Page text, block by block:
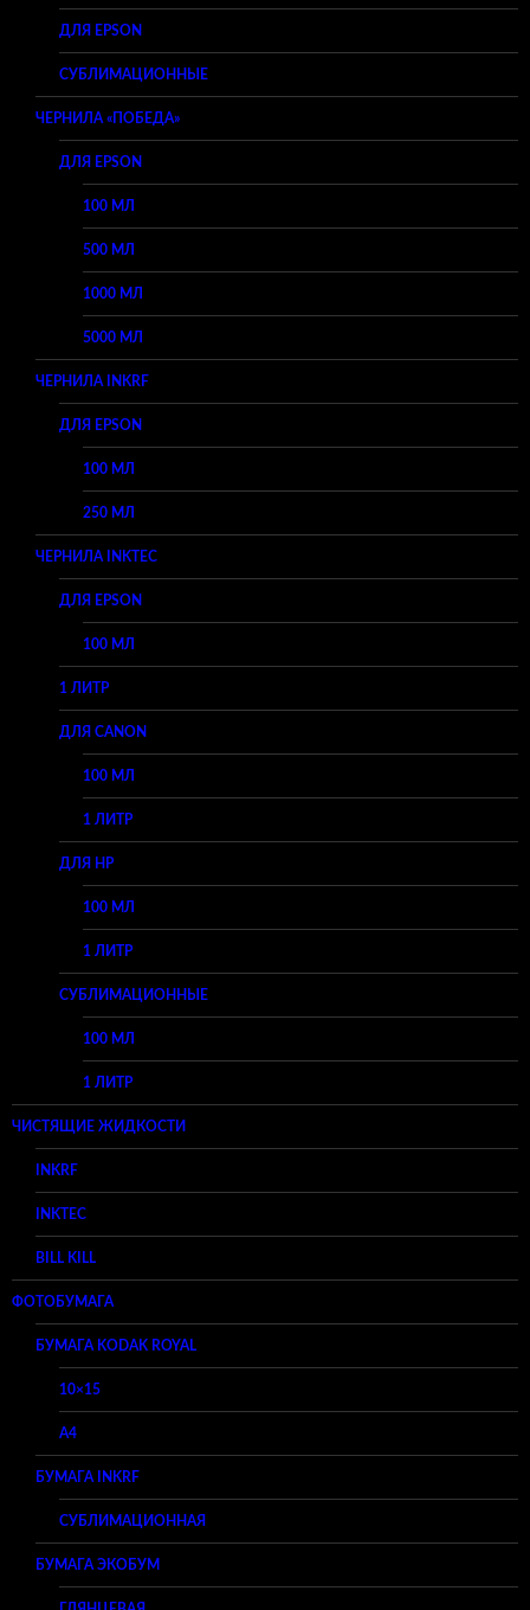
ДЛЯ EPSON
СУБЛИМАЦИОННЫЕ
ЧЕРНИЛА «ПОБЕДА»
ДЛЯ EPSON
100 МЛ
500 МЛ
1000 МЛ
5000 МЛ
ЧЕРНИЛА INKRF
ДЛЯ EPSON
100 МЛ
250 МЛ
ЧЕРНИЛА INKTEC
ДЛЯ EPSON
100 МЛ
1 ЛИТР
ДЛЯ CANON
100 МЛ
1 ЛИТР
ДЛЯ HP
100 МЛ
1 ЛИТР
СУБЛИМАЦИОННЫЕ
100 МЛ
1 ЛИТР
ЧИСТЯЩИЕ ЖИДКОСТИ
INKRF
INKTEC
BILL KILL
ФОТОБУМАГА
БУМАГА KODAK ROYAL
10×15
A4
БУМАГА INKRF
СУБЛИМАЦИОННАЯ
БУМАГА ЭКОБУМ